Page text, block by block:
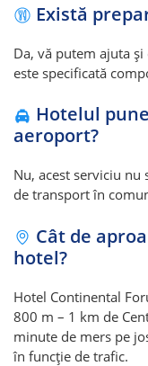
Există
Da, vă putem ajuta
este specificată
Hotelul
aeroport?
Nu, acest serviciu nu
de transport în
Cât de
hotel?
Hotel Continental
800 m – 1 km de
minute de mers pe
în funcție de trafic.